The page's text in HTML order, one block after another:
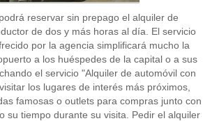
reservar sin prepago el alquiler de
de dos y más horas al día. El servicio
por la agencia simplificará mucho la
a los huéspedes de la capital o a sus
el servicio "Alquiler de automóvil con
los lugares de interés más próximos,
famosas o outlets para compras junto con
su tiempo durante su visita. Pedir el alquiler